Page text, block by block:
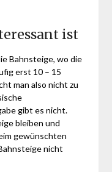
ist
Bahnsteige, wo die
erst 10 – 15
man also nicht zu
gibt es nicht.
bleiben und
gewünschten
nicht